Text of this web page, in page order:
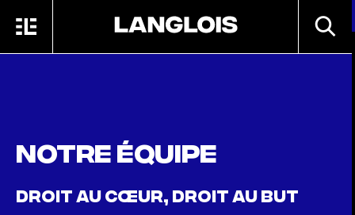
MENU
Notre équipe
DROIT AU CŒUR, DROIT AU BUT